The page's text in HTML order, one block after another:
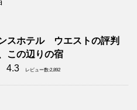
スホテル ウエストの評判
この辺りの宿
4.3
レビュー数:2,892